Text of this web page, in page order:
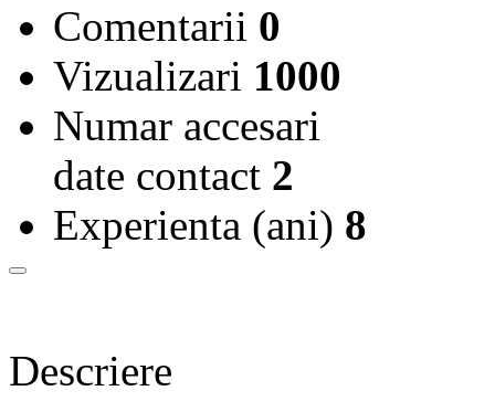
Comentarii 0
Vizualizari 1000
Numar accesari
date contact 2
Experienta (ani) 8
Descriere